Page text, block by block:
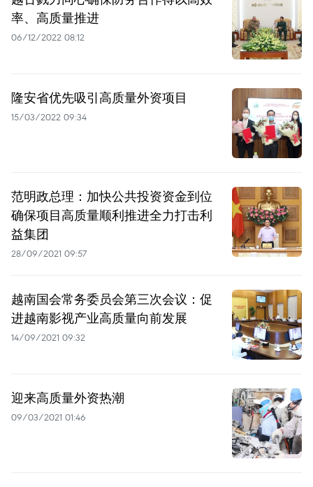
率、高质量推进
06/12/2022 08:12
隆安省优先吸引高质量外资项目
15/03/2022 09:34
范明政总理：加快公共投资资金到位
确保项目高质量顺利推进全力打击利
益集团
28/09/2021 09:57
越南国会常务委员会第三次会议：促
进越南影视产业高质量向前发展
14/09/2021 09:32
迎来高质量外资热潮
09/03/2021 01:46